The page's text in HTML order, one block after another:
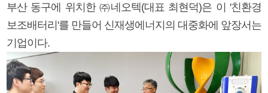
부산 동구에 위치한 ㈜네오텍(대표 최현덕)은 이 '친환경
보조배터리'를 만들어 신재생에너지의 대중화에 앞장서는
기업이다.